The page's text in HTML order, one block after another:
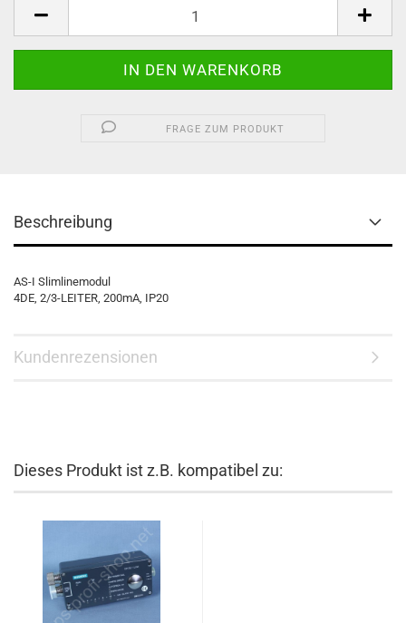
FRAGE ZUM PRODUKT
Beschreibung
AS-I Slimlinemodul
4DE, 2/3-LEITER, 200mA, IP20
Kundenrezensionen
Dieses Produkt ist z.B. kompatibel zu: